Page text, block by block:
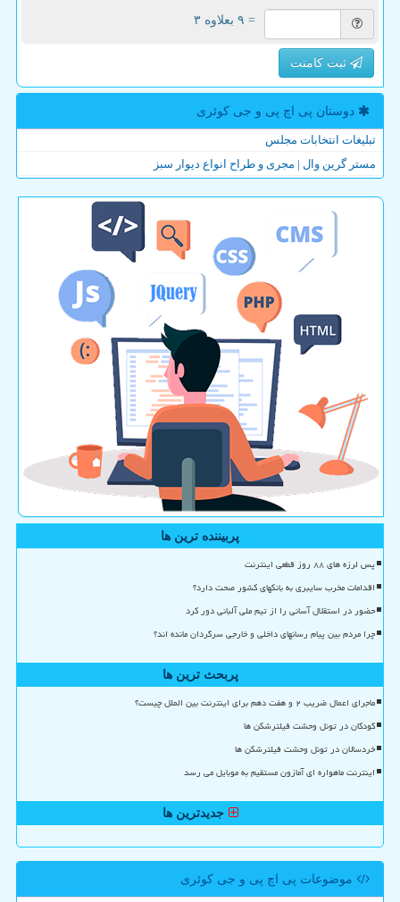
= ۹ بعلاوه ۳
ثبت کامنت
دوستان پی اچ پی و جی كوئری
تبلیغات انتخابات مجلس
مستر گرین وال | مجری و طراح انواع دیوار سبز
پربیننده ترین ها
پس لرزه های ۸۸ روز قطعی اینترنت
اقدامات مخرب سایبری به بانکهای کشور صحت دارد؟
حضور در استقلال آسانی را از تیم ملی آلبانی دور کرد
چرا مردم بین پیام رسانهای داخلی و خارجی سرگردان مانده اند؟
پربحث ترین ها
ماجرای اعمال ضریب ۲ و هفت دهم برای اینترنت بین الملل چیست؟
کودکان در تونل وحشت فیلترشکن ها
خردسالان در تونل وحشت فیلترشکن ها
اینترنت ماهواره ای آمازون مستقیم به موبایل می رسد
جدیدترین ها
موضوعات پی اچ پی و جی كوئری